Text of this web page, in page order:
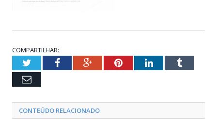
COMPARTILHAR:
TwitterFacebookGoogle+PinterestLinkedInTumblr
Email
CONTEÚDO RELACIONADO